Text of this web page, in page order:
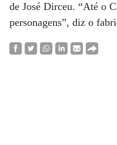
de José Dirceu. “Até o
personagens”, diz o